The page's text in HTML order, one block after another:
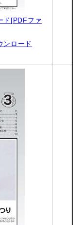
ド[PDFファ
ンロード